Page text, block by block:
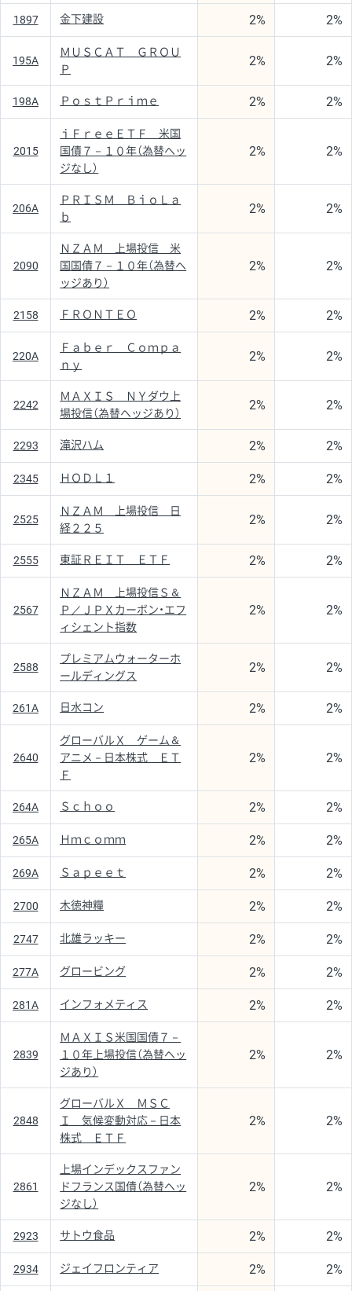
1897 金下建設 2% 2%
195A
ＭＵＳＣＡＴ ＧＲＯＵ
Ｐ
2% 2%
198A ＰｏｓｔＰｒｉｍｅ 2% 2%
2015
ｉＦｒｅｅＥＴＦ 米国
国債７－１０年（為替ヘッ
ジなし）
2% 2%
206A
ＰＲＩＳＭ ＢｉｏＬａ
ｂ
2% 2%
2090
ＮＺＡＭ 上場投信 米
国国債７－１０年（為替ヘ
ッジあり）
2% 2%
2158 ＦＲＯＮＴＥＯ 2% 2%
220A
Ｆａｂｅｒ Ｃｏｍｐａ
ｎｙ
2% 2%
2242
ＭＡＸＩＳ ＮＹダウ上
場投信（為替ヘッジあり）
2% 2%
2293 滝沢ハム 2% 2%
2345 ＨＯＤＬ１ 2% 2%
2525
ＮＺＡＭ 上場投信 日
経２２５
2% 2%
2555 東証ＲＥＩＴ ＥＴＦ 2% 2%
2567
ＮＺＡＭ 上場投信Ｓ＆
Ｐ／ＪＰＸカーボン・エフ
ィシェント指数
2% 2%
2588
プレミアムウォーターホ
ールディングス
2% 2%
261A 日水コン 2% 2%
2640
グローバルＸ ゲーム＆
アニメ－日本株式 ＥＴ
Ｆ
2% 2%
264A Ｓｃｈｏｏ 2% 2%
265A Ｈｍｃｏｍｍ 2% 2%
269A Ｓａｐｅｅｔ 2% 2%
2700 木徳神糧 2% 2%
2747 北雄ラッキー 2% 2%
277A グロービング 2% 2%
281A インフォメティス 2% 2%
2839
ＭＡＸＩＳ米国国債７－
１０年上場投信（為替ヘッ
ジあり）
2% 2%
2848
グローバルＸ ＭＳＣ
Ｉ 気候変動対応－日本
株式 ＥＴＦ
2% 2%
2861
上場インデックスファン
ドフランス国債（為替ヘッ
ジなし）
2% 2%
2923 サトウ食品 2% 2%
2934 ジェイフロンティア 2% 2%